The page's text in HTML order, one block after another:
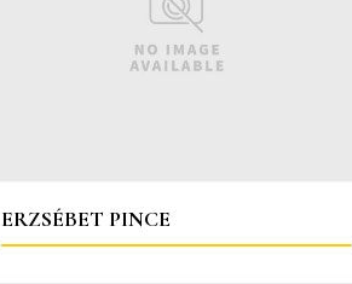
ERZSÉBET PINCE